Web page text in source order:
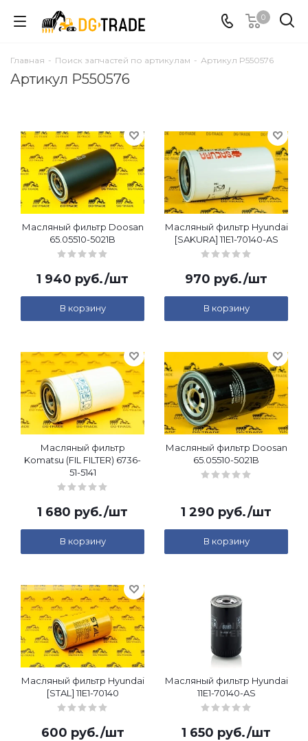
0
Главная - Поиск запчастей по артикулам - Артикул P550576
Артикул P550576
Масляный фильтр Doosan
65.05510-5021B
1 940 руб./шт
В корзину
Масляный фильтр Hyundai
[SAKURA] 11E1-70140-AS
970 руб./шт
В корзину
Масляный фильтр
Komatsu (FIL FILTER) 6736-
51-5141
1 680 руб./шт
В корзину
Масляный фильтр Doosan
65.05510-5021B
1 290 руб./шт
В корзину
Масляный фильтр Hyundai
[STAL] 11E1-70140
600 руб./шт
Масляный фильтр Hyundai
11E1-70140-AS
1 650 руб./шт